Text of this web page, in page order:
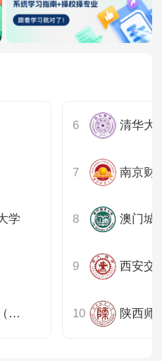
学
中国石油大学（北京）
南京财
澳门城
西安交
陕西师